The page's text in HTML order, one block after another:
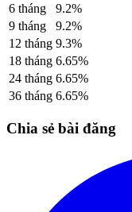
6 tháng 9.2%
9 tháng 9.2%
12 tháng 9.3%
18 tháng 6.65%
24 tháng 6.65%
36 tháng 6.65%
Chia sẻ bài đăng